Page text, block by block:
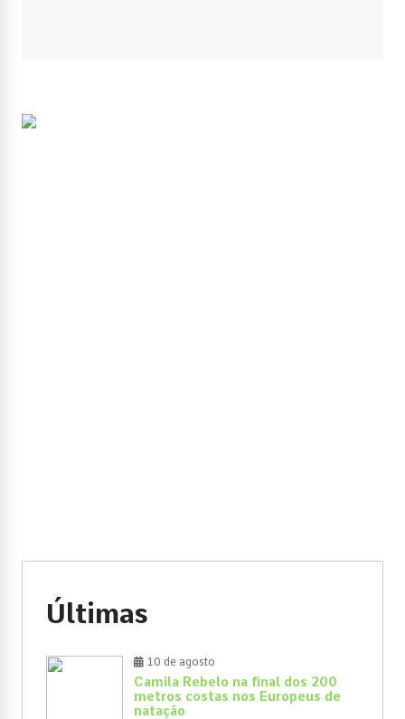
Últimas
10 de agosto
Camila Rebelo na final dos 200
metros costas nos Europeus de
natação